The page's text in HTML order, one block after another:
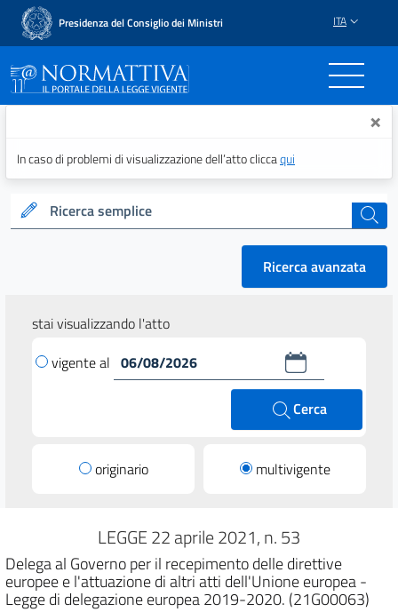
Presidenza del Consiglio dei Ministri ITA
Normattiva - Il portale ×
In caso di problemi di visualizzazione dell’atto cliccaqui
Ricerca semplice cerca
Ricerca avanzata
stai visualizzando l'atto
vigente al
Cerca
originario multivigente
LEGGE 22 aprile 2021, n. 53
Delega al Governo per il recepimento delle direttive
europee e l'attuazione di altri atti dell'Unione europea -
Legge di delegazione europea 2019-2020. (21G00063)